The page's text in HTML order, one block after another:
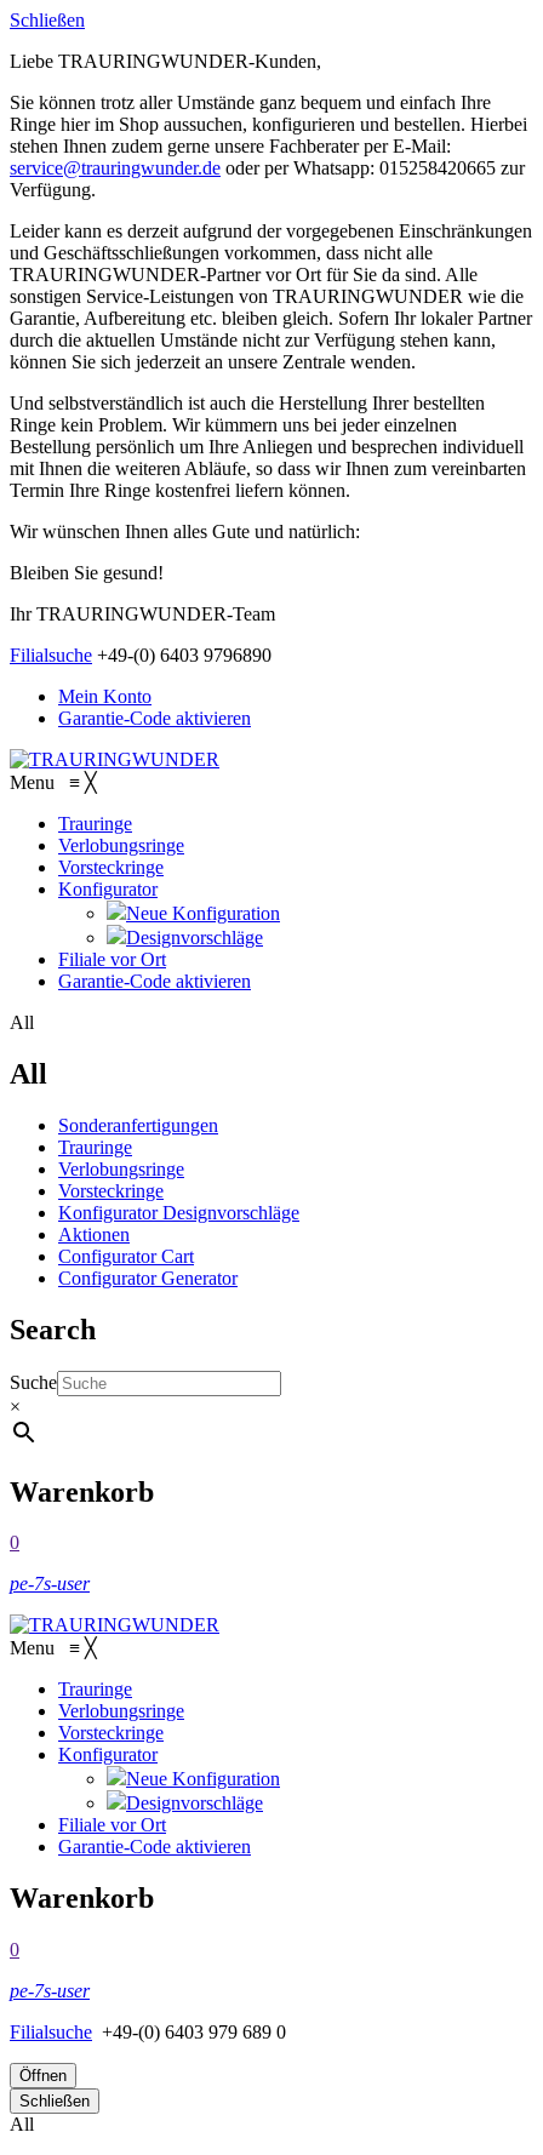
Schließen
Liebe TRAURINGWUNDER-Kunden,
Sie können trotz aller Umstände ganz bequem und einfach Ihre
Ringe hier im Shop aussuchen, konfigurieren und bestellen. Hierbei
stehen Ihnen zudem gerne unsere Fachberater per E-Mail:
service@trauringwunder.de oder per Whatsapp: 015258420665 zur
Verfügung.
Leider kann es derzeit aufgrund der vorgegebenen Einschränkungen
und Geschäftsschließungen vorkommen, dass nicht alle
TRAURINGWUNDER-Partner vor Ort für Sie da sind. Alle
sonstigen Service-Leistungen von TRAURINGWUNDER wie die
Garantie, Aufbereitung etc. bleiben gleich. Sofern Ihr lokaler Partner
durch die aktuellen Umstände nicht zur Verfügung stehen kann,
können Sie sich jederzeit an unsere Zentrale wenden.
Und selbstverständlich ist auch die Herstellung Ihrer bestellten
Ringe kein Problem. Wir kümmern uns bei jeder einzelnen
Bestellung persönlich um Ihre Anliegen und besprechen individuell
mit Ihnen die weiteren Abläufe, so dass wir Ihnen zum vereinbarten
Termin Ihre Ringe kostenfrei liefern können.
Wir wünschen Ihnen alles Gute und natürlich:
Bleiben Sie gesund!
Ihr TRAURINGWUNDER-Team
Filialsuche +49-(0) 6403 9796890
Mein Konto
Garantie-Code aktivieren
Menu ≡ ╳
Trauringe
Verlobungsringe
Vorsteckringe
Konfigurator
Neue Konfiguration
Designvorschläge
Filiale vor Ort
Garantie-Code aktivieren
All
All
Sonderanfertigungen
Trauringe
Verlobungsringe
Vorsteckringe
Konfigurator Designvorschläge
Aktionen
Configurator Cart
Configurator Generator
Search
Suche
×
Warenkorb
0
pe-7s-user
Menu ≡ ╳
Trauringe
Verlobungsringe
Vorsteckringe
Konfigurator
Neue Konfiguration
Designvorschläge
Filiale vor Ort
Garantie-Code aktivieren
Warenkorb
0
pe-7s-user
Filialsuche +49-(0) 6403 979 689 0
Öffnen
Schließen
All